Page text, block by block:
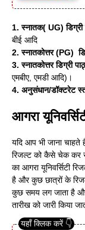
1. स्नातक( UG) डिग्री
बीई आदि
2. स्नातकोत्तर (PG)
3. स्नातकोत्तर डिग्री
एमबीए, एमडी आदि)।
4. अनुसंधान/डॉक्टरेट
आगरा
यदि आप भी जाना चाहते
रिजल्ट को कैसे चेक कर
का आगरा यूनिवर्सिटी
है और कुछ छात्रों के
कुछ समय लग जाता है
तारीख को जारी किया